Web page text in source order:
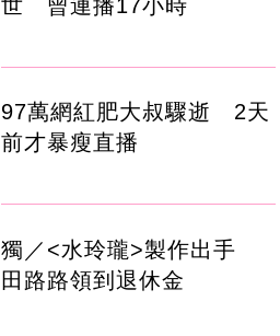
世 曾連播17小時
97萬網紅肥大叔驟逝 2天
前才暴瘦直播
獨／<水玲瓏>製作出手
田路路領到退休金